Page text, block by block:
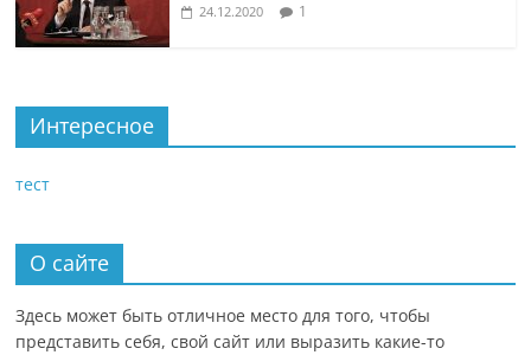
24.12.2020 1
Интересное
тест
О сайте
Здесь может быть отличное место для того, чтобы
представить себя, свой сайт или выразить какие-то